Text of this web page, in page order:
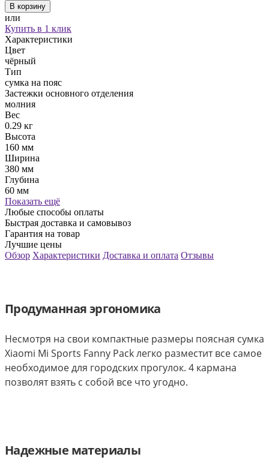
В корзину
или
Купить в 1 клик
Характеристики
Цвет
чёрный
Тип
сумка на пояс
Застежки основного отделения
молния
Вес
0.29 кг
Высота
160 мм
Ширина
380 мм
Глубина
60 мм
Показать ещё
Любые способы оплаты
Быстрая доставка и самовывоз
Гарантия на товар
Лучшие цены
Обзор Характеристики Доставка и оплата Отзывы
Продуманная эргономика
Несмотря на свои компактные размеры поясная сумка
Xiaomi Mi Sports Fanny Pack легко разместит все самое
необходимое для городских прогулок. 4 кармана
позволят взять с собой все что угодно.
Надежные материалы